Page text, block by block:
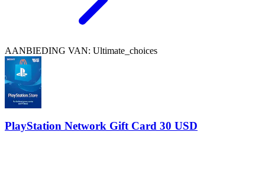
AANBIEDING VAN: Ultimate_choices
PlayStation Network Gift Card 30 USD